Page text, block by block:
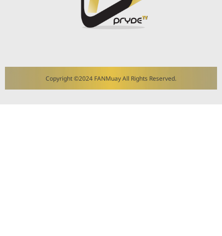
Copyright ©2024 FANMuay All Rights Reserved.